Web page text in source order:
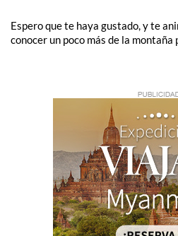
Espero que te haya gustado, y te
conocer un poco más de la montaña